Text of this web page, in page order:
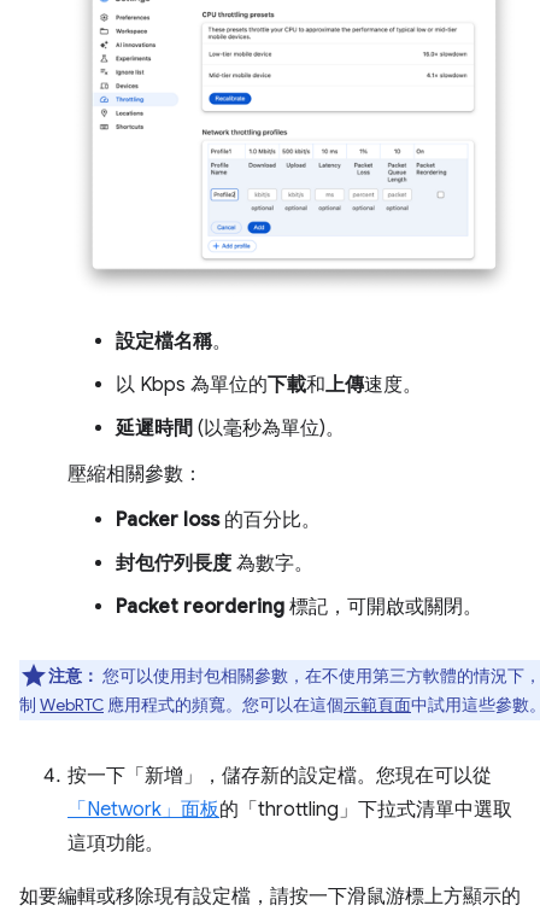
設定檔名稱。
以 Kbps 為單位的下載和上傳速度。
延遲時間 (以毫秒為單位)。
壓縮相關參數：
Packer loss的百分比。
封包佇列長度 為數字。
Packet reordering 標記，可開啟或關閉。
注意： 您可以使用封包相關參數，在不使用第三方軟體的情況下
制 WebRTC 應用程式的頻寬。您可以在這個示範頁面中試用這些參數
按一下「新增」
，儲存新的設定檔。您現在可以從
「Network」 面板的「throttling」下拉式清單中選取
這項功能。
如要編輯或移除現有設定檔，請按一下滑鼠游標上方顯示的